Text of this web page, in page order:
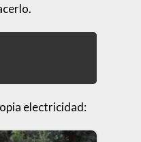
electricidad: